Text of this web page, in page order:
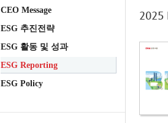
CEO Message
ESG 추진전략
ESG 활동 및 성과
ESG Reporting
ESG Policy
2025